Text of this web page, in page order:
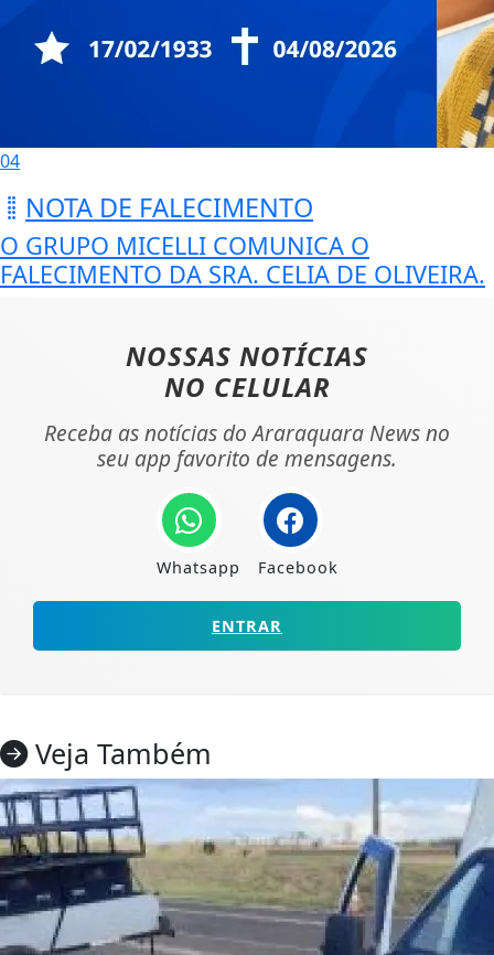
04
NOTA DE FALECIMENTO
O GRUPO MICELLI COMUNICA O
FALECIMENTO DA SRA. CELIA DE OLIVEIRA.
NOSSAS NOTÍCIAS
NO CELULAR
Receba as notícias do Araraquara News no
seu app favorito de mensagens.
Whatsapp Facebook
ENTRAR
Veja Também